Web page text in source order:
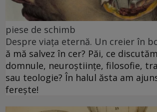
piese de schimb
Despre viața eternă. Un creier în
ă mă salvez în cer? Păi, ce
domnule, neuroștiințe, filosofie,
sau teologie? În halul ăsta am
ferește!